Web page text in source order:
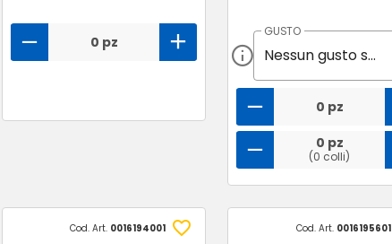
0 pz
GUSTO
Nessun gusto selezionato
0 pz
0 pz
(0 colli)
Cod. Art. 0016194001 Cod. Art. 0016195601